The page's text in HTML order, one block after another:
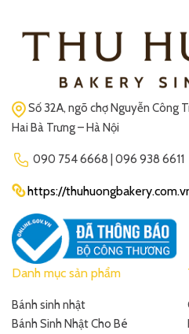
Số 32A, ngõ chợ Nguyễn Công
Hai Bà Trưng – Hà Nội
090 754 6668 | 096 938 6611
https://
Danh mục sản phẩm
Bánh sinh nhật
Bánh Sinh Nhật Cho Bé